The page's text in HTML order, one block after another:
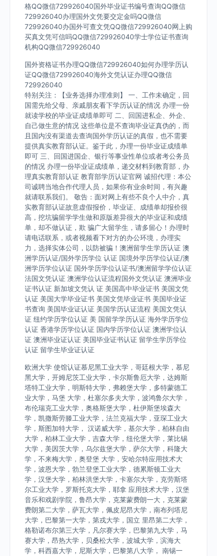
格QQ微信729926040国外毕业证书编号查询QQ微信
729926040办理国外文凭要交定金吗QQ微信
729926040办国外可查文凭QQ微信729926040网上购
买真文凭可信吗QQ微信729926040学士学位证书查询
机构QQ微信729926040
国外资格证书办理QQ微信729926040如何办理学历认
证QQ微信729926040海外文凭认证办理QQ微信
729926040
特别关注：【业务选择办理准则】 一、工作未确定，回
国需先给父母、亲戚朋友看下学历认证的情况 办理一份
就读学校的毕业证成绩单即可 二、回国进私企、外企、
自己做生意的情况 这些单位是不查询毕业证真伪的，而
且国内没有渠道去查询国外学历认证的真假，也不需要
提供真实教育部认证。鉴于此，办理一份毕业证成绩单
即可 三、回国进国企、银行等事业性单位或者考公务员
的情况 办理一份毕业证成绩单，递交材料到教育部，办
理真实教育部认证 教育部学历认证官网 诚招代理：本公
司诚聘当地合作代理人员，如果你有业余时间，有兴趣
就请联系我们。 敬告：面对网上有些不良个人中介，真
实教育部认证故意虚假报价，毕业证、成绩单却报价很
高，挖坑骗留学学生做和原版差异很大的毕业证和成绩
单，却不做认证，欺 骗广大留学生，请多留心！办理时
请电话联系，或者视频看下对方的办公环境，办理实
力，选择实体公司，以防被骗！澳洲留学生学历认证 澳
洲学历认证/国外学历学位 认证 国境外学历学位认证/澳
洲学历学位认证 国外学历学位认证书/澳洲留学学位认证
法国文凭认证 澳洲学位认证流程国外文凭认证 澳洲毕业
证书认证 新加坡文凭认 证 美国高中毕业证书 美国文凭
认证 美国大学毕业证书 美国文凭毕业证书 美国毕业证
书查询 美国毕业证认证 美国学历认证流程 美国文凭认
证 纽约学历学位认证 美 国留学学历认证 海外学历学位
认证 香港学历学位认证 国内学历学位认证 澳洲学位认
证 澳洲毕业证认证 美国毕业证书认证 留学生学历学位
认证 留学生毕业证认证
欧洲大学 使馆认证慕尼黑工业大学，哥廷根大学，慕尼
黑大学，开姆尼茨工业大学，卡尔斯鲁厄大学，达姆斯
塔特工业大学，明斯特大学，弗赖堡大学，多特蒙德工
业大学，马堡 大学，杜塞尔多夫大学，波鸿鲁尔大学，
布伦瑞克工业大学，奥格斯堡大学，杜伊斯堡埃森大
学，凯撒斯劳滕工业大学，法兰克福大学，亚琛工业大
学，斯图加特大学， 汉诺威大学，基尔大学，柏林自由
大学，柏林工业大学，吉森大学，纽伦堡大学，莱比锡
大学，美因茨大学，乌尔兹堡大学，萨尔大学，科隆大
学，不来梅大学，奥登堡 大学，安哈尔特应用技术大
学，波恩大学，勃兰登堡工业大学，德累斯顿工业大
学，汉堡大学，柏林洪堡大学，卡塞尔大学，克劳斯塔
尔工业大学，罗斯托克大学，耶拿 应用技术大学，汉堡
音乐和戏剧学院，鲁昂大学，克莱蒙费朗一大，克莱蒙
费朗第二大学，萨瓦大学，佩皮尼昂大学，南布列塔尼
大学，巴黎第一大学，第戎大学，国立 里昂第二大学，
格勒诺布尔第三大学，凡尔赛大学，巴黎第九大学，马
赛大学，昂热大学，贝桑松大学，波城大学，滨海大
学，科西嘉大学，尼斯大学，巴黎第八大学， 南锡一